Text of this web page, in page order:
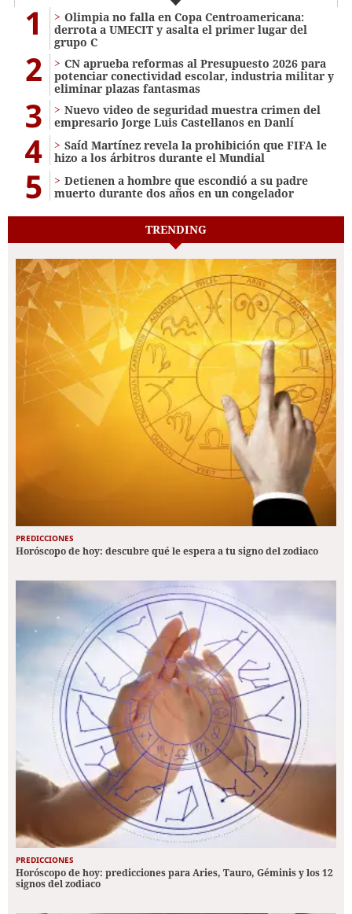
1
Olimpia no falla en Copa Centroamericana:
derrota a UMECIT y asalta el primer lugar del
grupo C
2
CN aprueba reformas al Presupuesto 2026 para
potenciar conectividad escolar, industria militar y
eliminar plazas fantasmas
3
Nuevo video de seguridad muestra crimen del
empresario Jorge Luis Castellanos en Danlí
4
Saíd Martínez revela la prohibición que FIFA le
hizo a los árbitros durante el Mundial
5
Detienen a hombre que escondió a su padre
muerto durante dos años en un congelador
TRENDING
PREDICCIONES
Horóscopo de hoy: descubre qué le espera a tu signo del zodiaco
PREDICCIONES
Horóscopo de hoy: predicciones para Aries, Tauro, Géminis y los 12
signos del zodiaco